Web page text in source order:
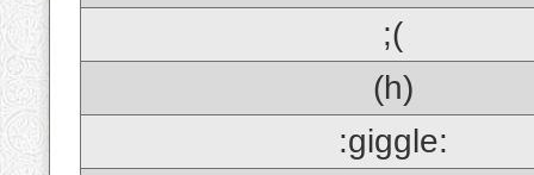
;(
(h)
:giggle: